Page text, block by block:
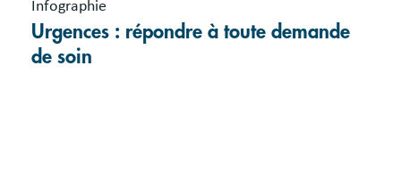
Infographie
Urgences : répondre à toute demande
de soin